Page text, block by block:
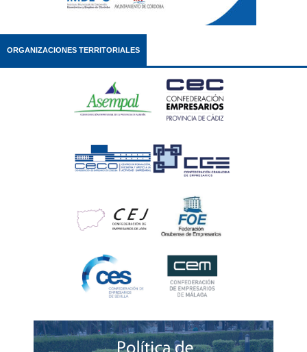
ORGANIZACIONES TERRITORIALES